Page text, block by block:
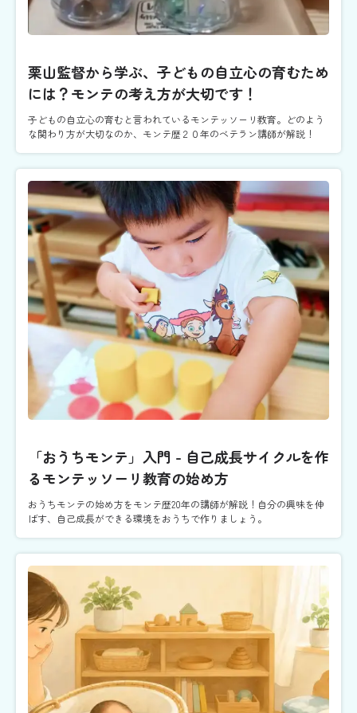
栗山監督から学ぶ、子どもの自立心の育むため
には？モンテの考え方が大切です！
子どもの自立心の育むと言われているモンテッソーリ教育。どのよう
な関わり方が大切なのか、モンテ歴２０年のベテラン講師が解説！
「おうちモンテ」入門 - 自己成長サイクルを作
るモンテッソーリ教育の始め方
おうちモンテの始め方をモンテ歴20年の講師が解説！自分の興味を伸
ばす、自己成長ができる環境をおうちで作りましょう。